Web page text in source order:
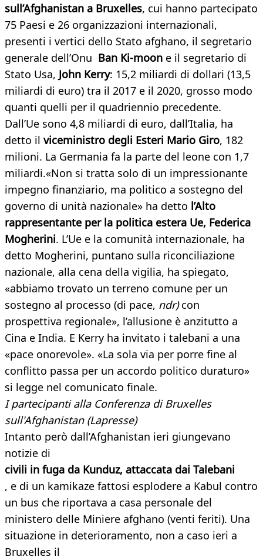
sull’Afghanistan a Bruxelles, cui hanno partecipato
75 Paesi e 26 organizzazioni internazionali,
presenti i vertici dello Stato afghano, il segretario
generale dell’Onu Ban Ki-moon e il segretario di
Stato Usa, John Kerry: 15,2 miliardi di dollari (13,5
miliardi di euro) tra il 2017 e il 2020, grosso modo
quanti quelli per il quadriennio precedente.
Dall’Ue sono 4,8 miliardi di euro, dall’Italia, ha
detto il viceministro degli Esteri Mario Giro, 182
milioni. La Germania fa la parte del leone con 1,7
miliardi.«Non si tratta solo di un impressionante
impegno finanziario, ma politico a sostegno del
governo di unità nazionale» ha detto l’Alto
rappresentante per la politica estera Ue, Federica
Mogherini. L’Ue e la comunità internazionale, ha
detto Mogherini, puntano sulla riconciliazione
nazionale, alla cena della vigilia, ha spiegato,
«abbiamo trovato un terreno comune per un
sostegno al processo (di pace, ndr)con
prospettiva regionale», l’allusione è anzitutto a
Cina e India. E Kerry ha invitato i talebani a una
«pace onorevole». «La sola via per porre fine al
conflitto passa per un accordo politico duraturo»
si legge nel comunicato finale.
I partecipanti alla Conferenza di Bruxelles
sull'Afghanistan (Lapresse)
Intanto però dall’Afghanistan ieri giungevano
notizie di
civili in fuga da Kunduz, attaccata dai Talebani
, e di un kamikaze fattosi esplodere a Kabul contro
un bus che riportava a casa personale del
ministero delle Miniere afghano (venti feriti). Una
situazione in deterioramento, non a caso ieri a
Bruxelles il